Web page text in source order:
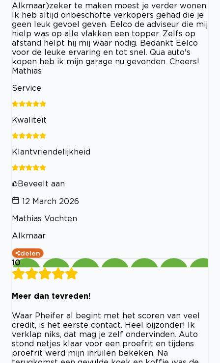
Alkmaar)zeker te maken moest je verder wonen.
Ik heb altijd onbeschofte verkopers gehad die je
geen leuk gevoel geven. Eelco de adviseur die mij
hielp was op alle vlakken een topper. Zelfs op
afstand helpt hij mij waar nodig. Bedankt Eelco
voor de leuke ervaring en tot snel. Qua auto's
kopen heb ik mijn garage nu gevonden. Cheers!
Mathias
Service
Kwaliteit
Klantvriendelijkheid
Beveelt aan
12 March 2026
Mathias Vochten
Alkmaar
delen
10
Meer dan tevreden!
Waar Pheifer al begint met het scoren van veel
credit, is het eerste contact. Heel bijzonder! Ik
verklap niks, dat mag je zelf ondervinden. Auto
stond netjes klaar voor een proefrit en tijdens
proefrit werd mijn inruilen bekeken. Na